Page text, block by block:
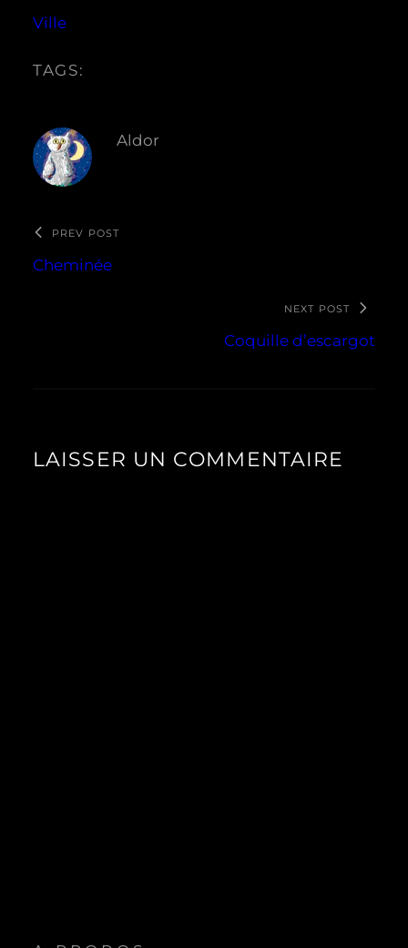
Ville
TAGS:
Aldor
PREV POST
Cheminée
NEXT POST
Coquille d’escargot
LAISSER UN COMMENTAIRE